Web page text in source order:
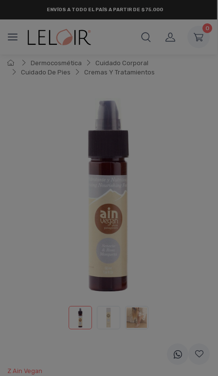
ENVÍOS A TODO EL PAÍS A PARTIR DE $75.000
0
Dermocosmética
Cuidado Corporal
Cuidado De Pies
Cremas Y Tratamientos
Z Ain Vegan